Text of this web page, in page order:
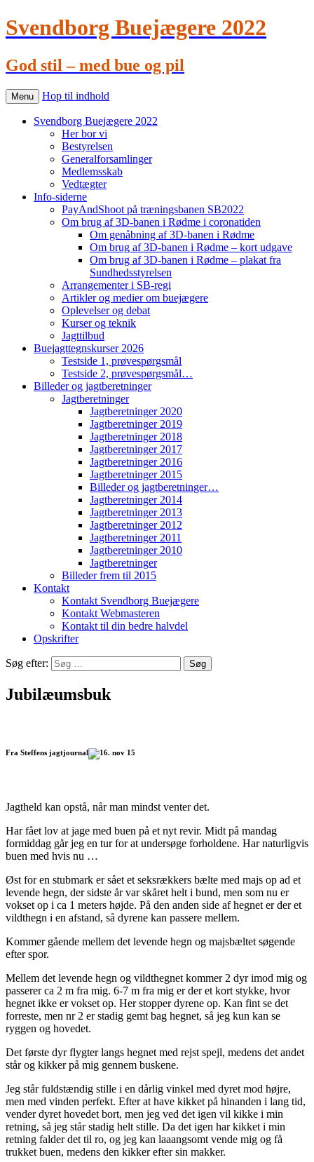
Svendborg Buejægere 2022
God stil – med bue og pil
Menu Hop til indhold
Svendborg Buejægere 2022
Her bor vi
Bestyrelsen
Generalforsamlinger
Medlemsskab
Vedtægter
Info-siderne
PayAndShoot på træningsbanen SB2022
Om brug af 3D-banen i Rødme i coronatiden
Om genåbning af 3D-banen i Rødme
Om brug af 3D-banen i Rødme – kort udgave
Om brug af 3D-banen i Rødme – plakat fra
Sundhedsstyrelsen
Arrangementer i SB-regi
Artikler og medier om buejægere
Oplevelser og debat
Kurser og teknik
Jagttilbud
Buejagttegnskurser 2026
Testside 1, prøvespørgsmål
Testside 2, prøvespørgsmål…
Billeder og jagtberetninger
Jagtberetninger
Jagtberetninger 2020
Jagtberetninger 2019
Jagtberetninger 2018
Jagtberetninger 2017
Jagtberetninger 2016
Jagtberetninger 2015
Billeder og jagtberetninger…
Jagtberetninger 2014
Jagtberetninger 2013
Jagtberetninger 2012
Jagtberetninger 2011
Jagtberetninger 2010
Jagtberetninger
Billeder frem til 2015
Kontakt
Kontakt Svendborg Buejægere
Kontakt Webmasteren
Kontakt til din bedre halvdel
Opskrifter
Søg efter:
Jubilæumsbuk
Fra Steffens jagtjournal
Jagtheld kan opstå, når man mindst venter det.
Har fået lov at jage med buen på et nyt revir. Midt på mandag
formiddag går jeg en tur for at undersøge forholdene. Har naturligvis
buen med hvis nu …
Øst for en stubmark er sået et seksrækkers bælte med majs op ad et
levende hegn, der sidste år var skåret helt i bund, men som nu er
vokset op i ca 1 meters højde. På den anden side af hegnet er der et
vildthegn i en afstand, så dyrene kan passere mellem.
Kommer gående mellem det levende hegn og majsbæltet søgende
efter spor.
Mellem det levende hegn og vildthegnet kommer 2 dyr imod mig og
passerer ca 2 m fra mig. 6-7 m fra mig er der et kort stykke, hvor
hegnet ikke er vokset op. Her stopper dyrene op. Kan fint se det
forreste, men nr 2 er stadig gemt bag hegnet, så jeg kun kan se
ryggen og hovedet.
Det første dyr flygter langs hegnet med rejst spejl, medens det andet
står og kikker på mig gennem buskene.
Jeg står fuldstændig stille i en dårlig vinkel med dyret mod højre,
men med vinden perfekt. Efter at have kikket på hinanden i lang tid,
vender dyret hovedet bort, men jeg ved det igen vil kikke i min
retning, så jeg står stadig helt stille. Da det igen har kikket i min
retning falder det til ro, og jeg kan laaangsomt vende mig og få
trukket buen, medens den kikker efter sin makker.